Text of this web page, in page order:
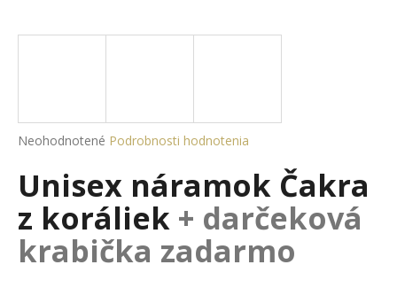
Priemerné
produktu
je
z
5
hviezdičiek.
Neohodnotené Podrobnosti hodnotenia
Unisex náramok Čakra
z koráliek + darčeková
krabička zadarmo
j
?
HĽADAŤ